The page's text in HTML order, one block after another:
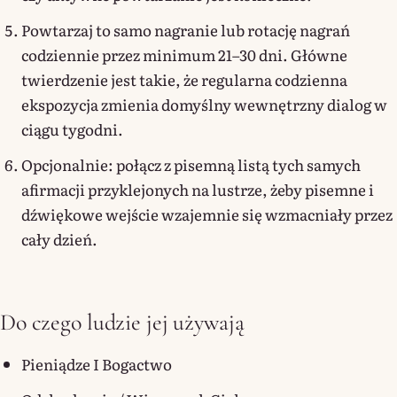
Powtarzaj to samo nagranie lub rotację nagrań
codziennie przez minimum 21–30 dni. Główne
twierdzenie jest takie, że regularna codzienna
ekspozycja zmienia domyślny wewnętrzny dialog w
ciągu tygodni.
Opcjonalnie: połącz z pisemną listą tych samych
afirmacji przyklejonych na lustrze, żeby pisemne i
dźwiękowe wejście wzajemnie się wzmacniały przez
cały dzień.
Do czego ludzie jej używają
Pieniądze I Bogactwo